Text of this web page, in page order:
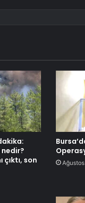
nedir?
çıktı, son